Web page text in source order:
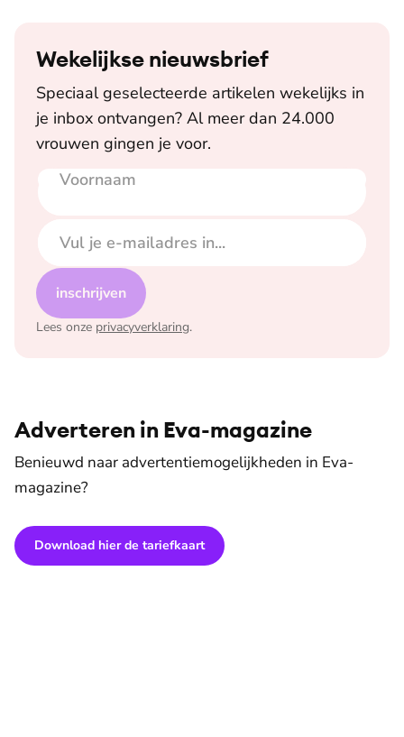
Wekelijkse nieuwsbrief
Speciaal geselecteerde artikelen wekelijks in
je inbox ontvangen? Al meer dan 24.000
vrouwen gingen je voor.
Voornaam
E-mailadres
inschrijven
Lees onze privacyverklaring.
Adverteren in Eva-magazine
Benieuwd naar advertentiemogelijkheden in Eva-
magazine?
Download hier de tariefkaart